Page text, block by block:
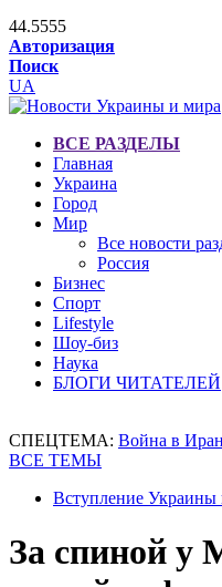
44.5555
Авторизация
Поиск
UA
ВСЕ РАЗДЕЛЫ
Главная
Украина
Город
Мир
Все новости
Россия
Бизнес
Спорт
Lifestyle
Шоу-биз
Наука
БЛОГИ ЧИТАТЕЛЕЙ
СПЕЦТЕМА: Война в
ВСЕ ТЕМЫ
Вступление
За спиной у